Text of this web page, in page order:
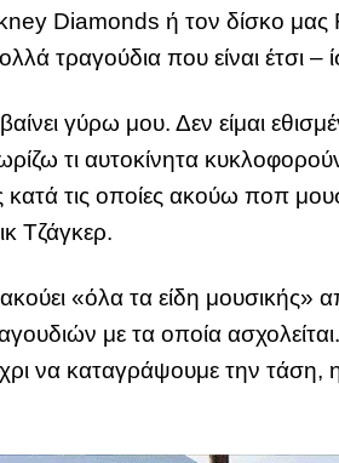
Diamonds ή τον δίσκο μας
τραγούδια που είναι έτσι –
γύρω μου. Δεν είμαι
τι αυτοκίνητα
κατά τις οποίες ακούω ποπ
Τζάγκερ.
«όλα τα είδη μουσικής»
με τα οποία
να καταγράψουμε την τάση, η